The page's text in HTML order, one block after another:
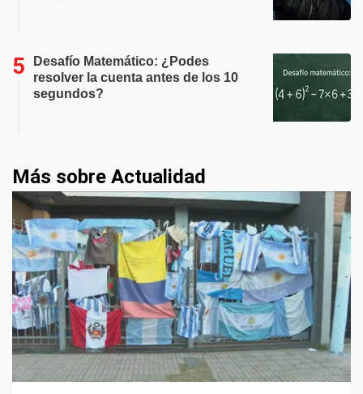
Desafío Matemático: ¿Podes
resolver la cuenta antes de los 10
segundos?
Más sobre Actualidad